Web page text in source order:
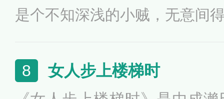
是个不知深浅的小贼，无意间
其父亲为救儿子，但却也被关
国女律师才为康伦父子洗刷罪
8 女人步上楼梯时